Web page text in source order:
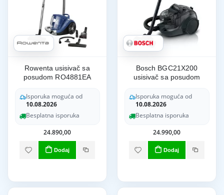
Rowenta usisivač sa
posudom RO4881EA
Isporuka moguća od
10.08.2026
Besplatna isporuka
24.890,00
Dodaj
Bosch BGC21X200
usisivač sa posudom
Isporuka moguća od
10.08.2026
Besplatna isporuka
24.990,00
Dodaj